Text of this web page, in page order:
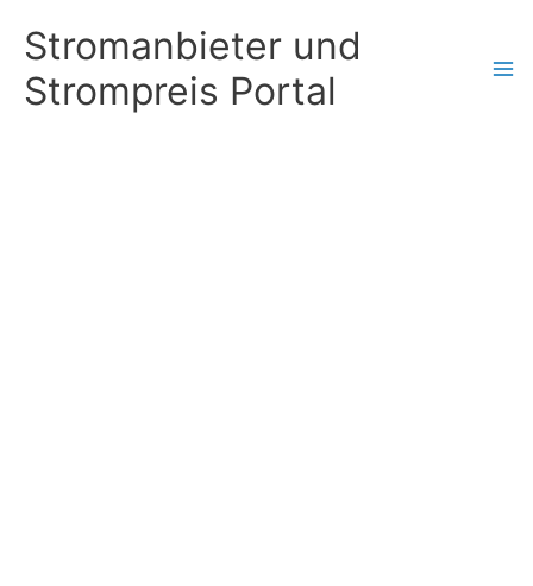
Inhalt
springen
Stromanbieter und
Strompreis Portal